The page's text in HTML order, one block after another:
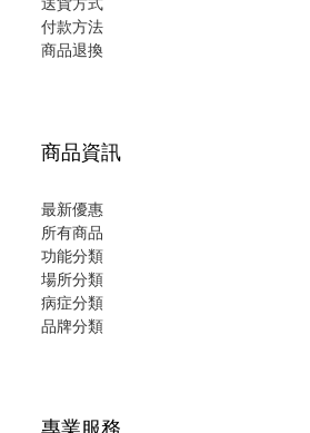
付款方法
商品退換
商品資訊
最新優惠
所有商品
功能分類
場所分類
病症分類
品牌分類
專業服務